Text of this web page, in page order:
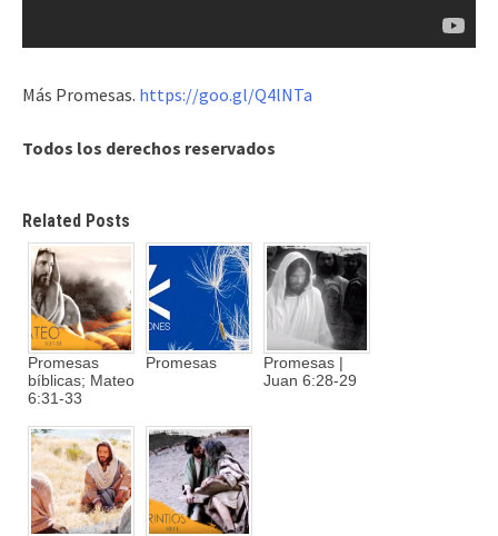
Más Promesas. https://goo.gl/Q4lNTa
Todos los derechos reservados
Related Posts
Promesas
bíblicas; Mateo
6:31-33
Promesas
Promesas |
Juan 6:28-29